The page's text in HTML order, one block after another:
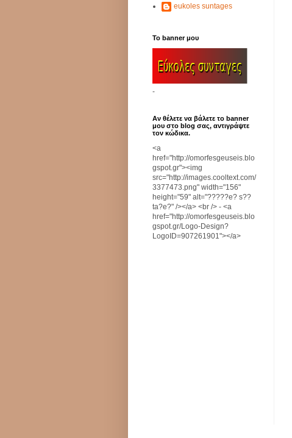
eukoles suntages
Το banner μου
-
Αν θέλετε να βάλετε το banner
μου στο blog σας, αντιγράψτε
τον κώδικα.
<a
href="http://omorfesgeuseis.blo
gspot.gr"><img
src="http://images.cooltext.com/
3377473.png" width="156"
height="59" alt="?????e? s??
ta?e?" /></a> <br /> - <a
href="http://omorfesgeuseis.blo
gspot.gr/Logo-Design?
LogoID=907261901"></a>